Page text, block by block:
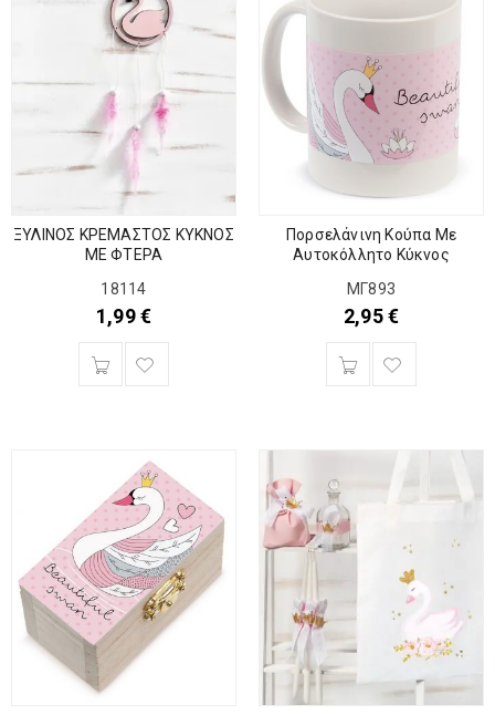
ΞΥΛΙΝΟΣ ΚΡΕΜΑΣΤΟΣ ΚΥΚΝΟΣ
ΜΕ ΦΤΕΡΑ
18114
1,99€
Πορσελάνινη Κούπα Με
Αυτοκόλλητο Κύκνος
ΜΓ893
2,95€